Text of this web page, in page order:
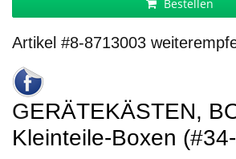
Bestellen
Artikel #8-8713003
GERÄTEKÄSTEN, BOXEN, usw.
Kleinteile-Boxen